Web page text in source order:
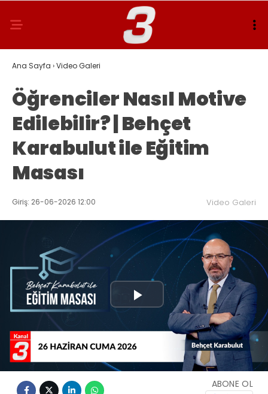
Ana Sayfa ›Video Galeri
Öğrenciler Nasıl Motive
Edilebilir? | Behçet
Karabulut ile Eğitim
Masası
Giriş: 26-06-2026 12:00 Video Galeri
Play
Video
ABONE OL